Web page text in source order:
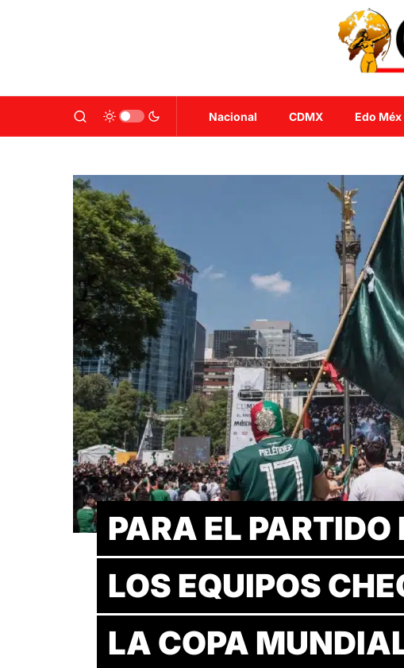
Nacional CDMX Edo Méx
PARA EL PARTIDO
LOS EQUIPOS
LA COPA